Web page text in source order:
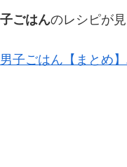
ごはんのレシピが
男子ごはん【まとめ